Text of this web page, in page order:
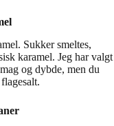
Sukker smeltes,
karamel. Jeg har valgt
og dybde, men du